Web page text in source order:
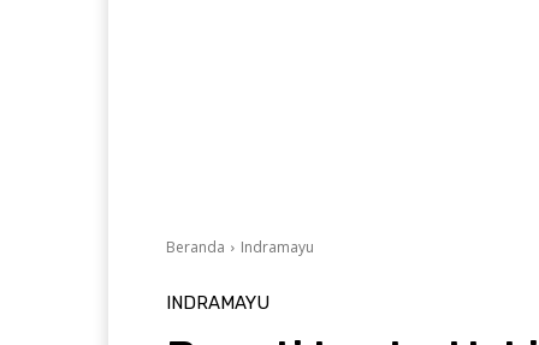
Beranda Indramayu
INDRAMAYU